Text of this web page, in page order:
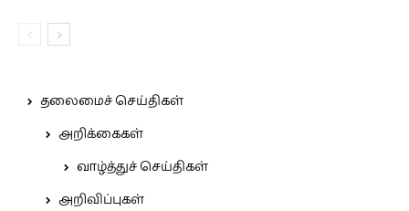
தலைமைச் செய்திகள்
அறிக்கைகள்
வாழ்த்துச் செய்திகள்
அறிவிப்புகள்